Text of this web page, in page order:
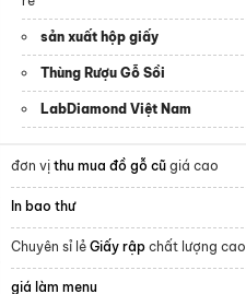
sản xuất hộp giấy
Thùng Rượu Gỗ Sồi
LabDiamond Việt Nam
đơn vị thu mua đồ gỗ cũ giá cao
In bao thư
Chuyên sỉ lẻ Giấy rập chất lượng cao
giá làm menu